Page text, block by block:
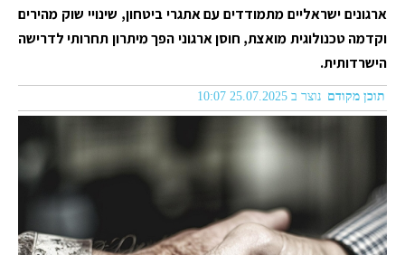
ארגונים ישראליים מתמודדים עם אתגרי ביטחון, שינויי שוק מהירים
וקדמה טכנולוגית מואצת, חוסן ארגוני הפך מיתרון תחרותי לדרישה
הישרדותית.
תוכן מקודם נוצר ב 25.07.2025 10:07